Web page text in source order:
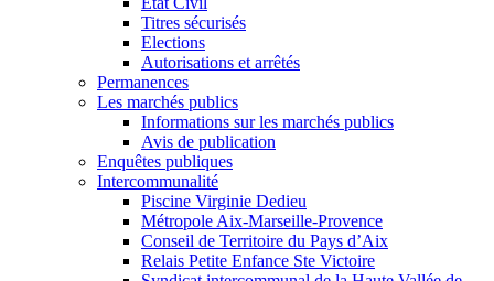
Titres sécurisés
Elections
Autorisations et arrêtés
Permanences
Les marchés publics
Informations sur les marchés publics
Avis de publication
Enquêtes publiques
Intercommunalité
Piscine Virginie Dedieu
Métropole Aix-Marseille-Provence
Conseil de Territoire du Pays d’Aix
Relais Petite Enfance Ste Victoire